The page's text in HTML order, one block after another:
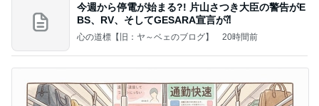
今週から停電が始まる?! 片山さつき大臣の警告がE
BS、RV、そしてGESARA宣言が⁈
心の道標【旧：ヤ～ベェのブログ】 20時間前